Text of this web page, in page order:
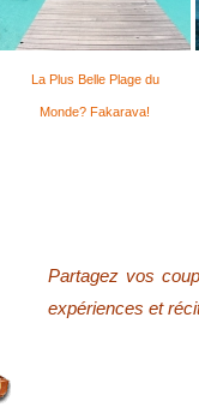
La Plus Belle Plage du
Monde? Fakarava!
Partagez vos
expériences et